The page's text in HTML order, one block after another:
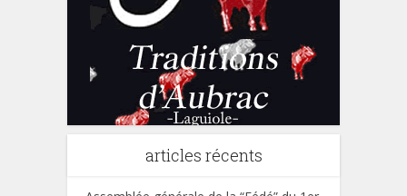
articles récents